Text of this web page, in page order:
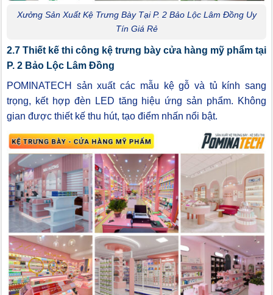
Xưởng Sản Xuất Kệ Trưng Bày Tại P. 2 Bảo Lộc Lâm Đồng Uy
Tín Giá Rẻ
2.7 Thiết kế thi công kệ trưng bày cửa hàng mỹ phẩm tại
P. 2 Bảo Lộc Lâm Đồng
POMINATECH sản xuất các mẫu kệ gỗ và tủ kính sang
trọng, kết hợp đèn LED tăng hiệu ứng sản phẩm. Không
gian được thiết kế thu hút, tạo điểm nhấn nổi bật.